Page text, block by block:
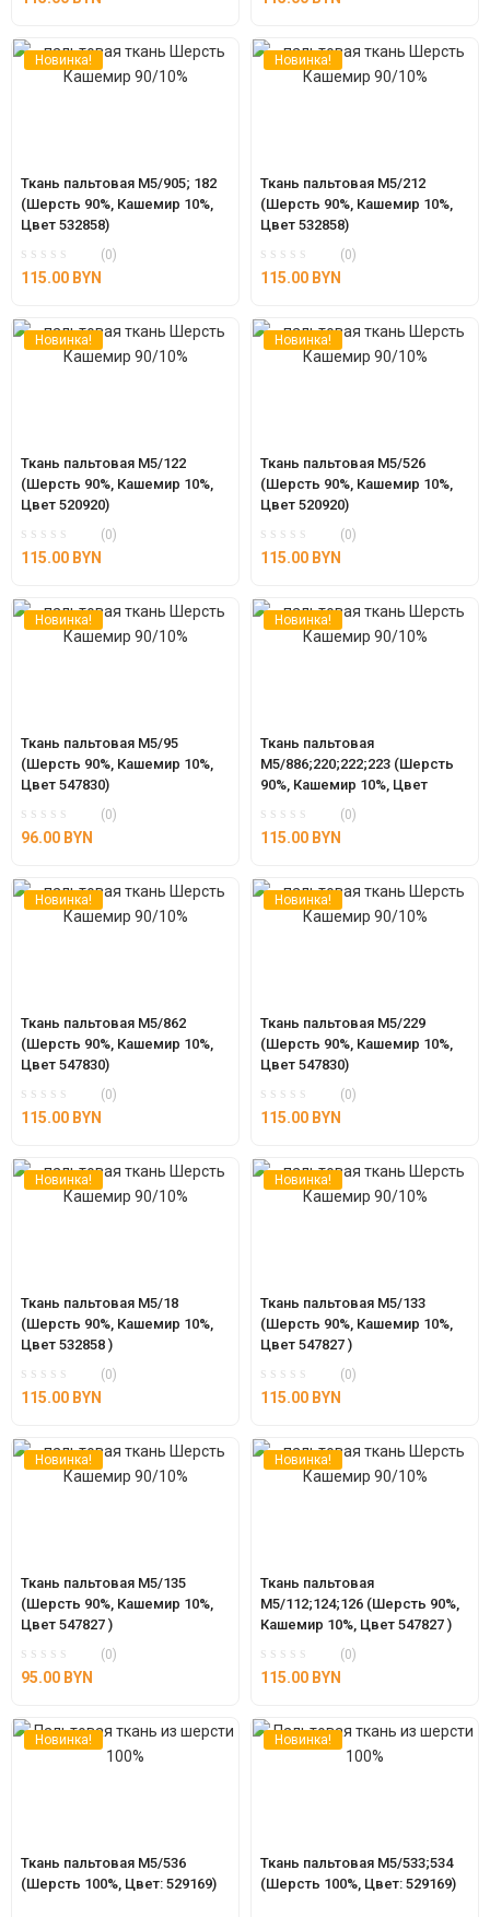
Новинка!
Ткань пальтовая М5/905; 182
(Шерсть 90%, Кашемир 10%,
Цвет 532858)
(0)
115.00 BYN
Новинка!
Ткань пальтовая М5/212
(Шерсть 90%, Кашемир 10%,
Цвет 532858)
(0)
115.00 BYN
Новинка!
Ткань пальтовая М5/122
(Шерсть 90%, Кашемир 10%,
Цвет 520920)
(0)
115.00 BYN
Новинка!
Ткань пальтовая М5/526
(Шерсть 90%, Кашемир 10%,
Цвет 520920)
(0)
115.00 BYN
Новинка!
Ткань пальтовая М5/95
(Шерсть 90%, Кашемир 10%,
Цвет 547830)
(0)
96.00 BYN
Новинка!
Ткань пальтовая
М5/886;220;222;223 (Шерсть
90%, Кашемир 10%, Цвет
(0)
115.00 BYN
Новинка!
Ткань пальтовая М5/862
(Шерсть 90%, Кашемир 10%,
Цвет 547830)
(0)
115.00 BYN
Новинка!
Ткань пальтовая М5/229
(Шерсть 90%, Кашемир 10%,
Цвет 547830)
(0)
115.00 BYN
Новинка!
Ткань пальтовая М5/18
(Шерсть 90%, Кашемир 10%,
Цвет 532858 )
(0)
115.00 BYN
Новинка!
Ткань пальтовая М5/133
(Шерсть 90%, Кашемир 10%,
Цвет 547827 )
(0)
115.00 BYN
Новинка!
Ткань пальтовая М5/135
(Шерсть 90%, Кашемир 10%,
Цвет 547827 )
(0)
95.00 BYN
Новинка!
Ткань пальтовая
М5/112;124;126 (Шерсть 90%,
Кашемир 10%, Цвет 547827 )
отрез 1,05 м
(0)
115.00 BYN
Новинка!
Ткань пальтовая М5/536
(Шерсть 100%, Цвет: 529169)
Новинка!
Ткань пальтовая М5/533;534
(Шерсть 100%, Цвет: 529169)